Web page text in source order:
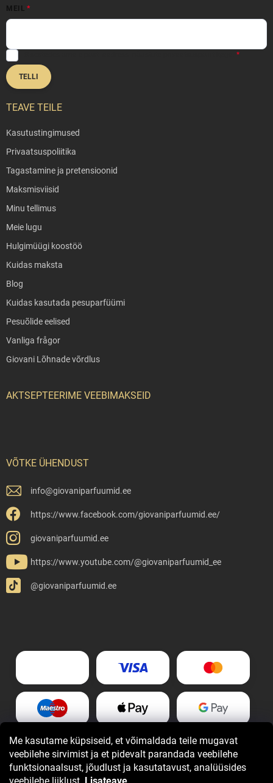
Me kasutame küpsiseid, et võimaldada teile mugavat
veebilehe sirvimist ja et pidevalt parandada veebilehe
funktsionaalsust, jõudlust ja kasutatavust, analüüsides
MEIL
TELLI
TEAVE TEILE
Kasutustingimused
Privaatsuspoliitika
Tagastamine ja pretensioonid
Maksmisviisid
Minu tellimus
Meie lugu
Hulgimüügi koostöö
Kuidas maksta
Blog
Kuidas kasutada pesuparfüümi
Pesuõlide eelised
Vanliga frågor
Giovani Lõhnade võrdlus
AKTSEPTEERIME VEEBIMAKSEID
VÕTKE ÜHENDUST
info@giovaniparfuumid.ee
https://www.facebook.com/giovaniparfuumid.ee/
giovaniparfuumid.ee
https://www.youtube.com/@giovaniparfuumid_ee
@giovaniparfuumid.ee